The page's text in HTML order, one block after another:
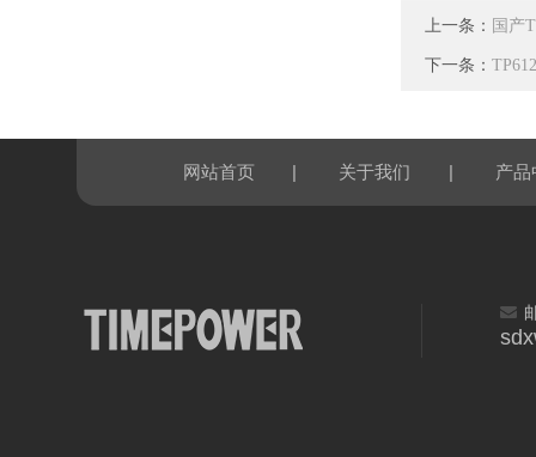
上一条： 国产
下一条：
网站首页 | 关于我们 | 产品